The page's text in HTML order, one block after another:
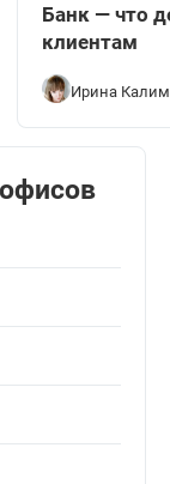
Банк — что
клиентам
Ирина